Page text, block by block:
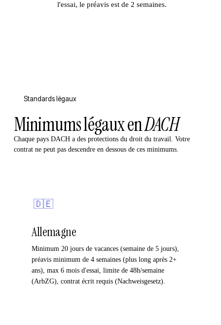
l'essai, le préavis est de 2 semaines.
Standards légaux
Minimums légaux enDACH
Chaque pays DACH a des protections du droit du travail. Votre
contrat ne peut pas descendre en dessous de ces minimums.
🇩🇪
Allemagne
Minimum 20 jours de vacances (semaine de 5 jours),
préavis minimum de 4 semaines (plus long après 2+
ans), max 6 mois d'essai, limite de 48h/semaine
(ArbZG), contrat écrit requis (Nachweisgesetz).